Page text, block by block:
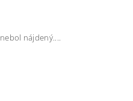
nebol nájdený....